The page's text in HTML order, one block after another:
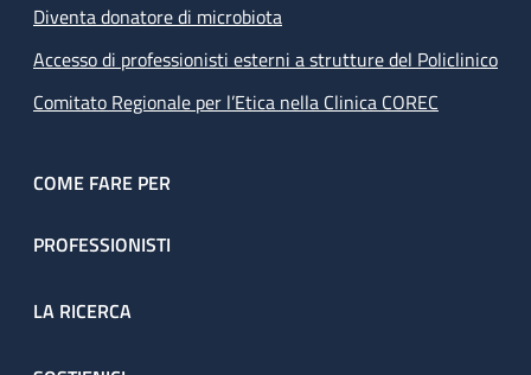
Diventa donatore di microbiota
Accesso di professionisti esterni a strutture del Policlinico
Comitato Regionale per l’Etica nella Clinica COREC
COME FARE PER
PROFESSIONISTI
LA RICERCA